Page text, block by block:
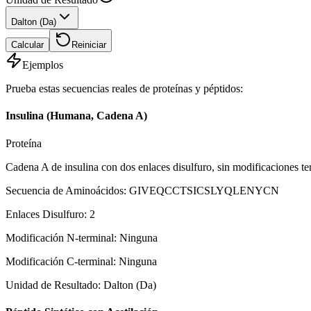
Dalton (Da)
Calcular Reiniciar
Ejemplos
Prueba estas secuencias reales de proteínas y péptidos:
Insulina (Humana, Cadena A)
Proteína
Cadena A de insulina con dos enlaces disulfuro, sin modificaciones
Secuencia de Aminoácidos: GIVEQCCTSICSLYQLENYCN
Enlaces Disulfuro: 2
Modificación N-terminal: Ninguna
Modificación C-terminal: Ninguna
Unidad de Resultado: Dalton (Da)